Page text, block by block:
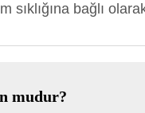
sıklığına bağlı
mudur?